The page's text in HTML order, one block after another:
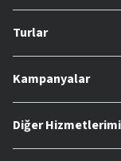
Turlar
Kampanyalar
Diğer